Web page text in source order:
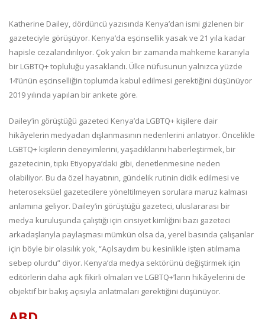
Katherine Dailey, dördüncü yazısında Kenya’dan ismi gizlenen bir
gazeteciyle görüşüyor. Kenya’da eşcinsellik yasak ve 21 yıla kadar
hapisle cezalandırılıyor. Çok yakın bir zamanda mahkeme kararıyla
bir LGBTQ+ topluluğu yasaklandı. Ülke nüfusunun yalnızca yüzde
14’ünün eşcinselliğin toplumda kabul edilmesi gerektiğini düşünüyor
2019 yılında yapılan bir ankete göre.
Dailey’in görüştüğü gazeteci Kenya’da LGBTQ+ kişilere dair
hikâyelerin medyadan dışlanmasının nedenlerini anlatıyor. Öncelikle
LGBTQ+ kişilerin deneyimlerini, yaşadıklarını haberleştirmek, bir
gazetecinin, tıpkı Etiyopya’daki gibi, denetlenmesine neden
olabiliyor. Bu da özel hayatının, gündelik rutinin didik edilmesi ve
heteroseksüel gazetecilere yöneltilmeyen sorulara maruz kalması
anlamına geliyor. Dailey’in görüştüğü gazeteci, uluslararası bir
medya kuruluşunda çalıştığı için cinsiyet kimliğini bazı gazeteci
arkadaşlarıyla paylaşması mümkün olsa da, yerel basında çalışanlar
için böyle bir olasılık yok, “Açılsaydım bu kesinlikle işten atılmama
sebep olurdu” diyor. Kenya’da medya sektörünü değiştirmek için
editörlerin daha açık fikirli olmaları ve LGBTQ+’ların hikâyelerini de
objektif bir bakış açısıyla anlatmaları gerektiğini düşünüyor.